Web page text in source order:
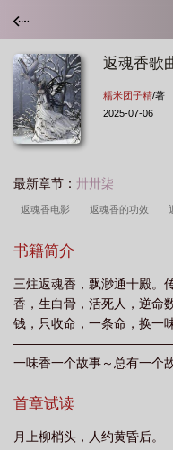
返魂香歌
糯米团子精/著
2025-07-06
最新章节： 卅卅柒
返魂香电影 返魂香的功效
之图 返魂香阴阳师
效果 返魂香配方 返魂香的
么 返魂香唐朝诡事录 返魂
效果命中吗 林下虽无倾国艳
曲 返魂香手印 返魂香词
书籍简介
三炷返魂香，飘渺通十殿。
香，生白骨，活死人，逆命
钱，只收命，一条命，换一味
一味香一个故事～总有一个
还请继续支持哟，多谢各位
首章试读
月上柳梢头，人约黄昏后。